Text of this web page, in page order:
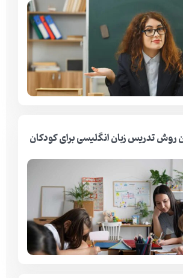
روش تدریس زبان انگلیسی برای کودکان